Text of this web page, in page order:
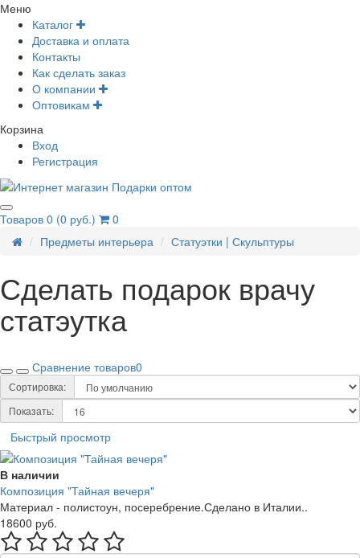
Меню
Каталог
Доставка и оплата
Контакты
Как сделать заказ
О компании
Оптовикам
Корзина
Вход
Регистрация
Товаров 0 (0 руб.)
0
Предметы интерьера
Статуэтки | Скульптуры
Сделать подарок врачу
статэутка
Сравнение товаров0
Сортировка:
Показать:
Быстрый просмотр
В наличии
Композиция "Тайная вечеря"
Материал - полистоун, посеребрение.Сделано в Италии..
18600 руб.